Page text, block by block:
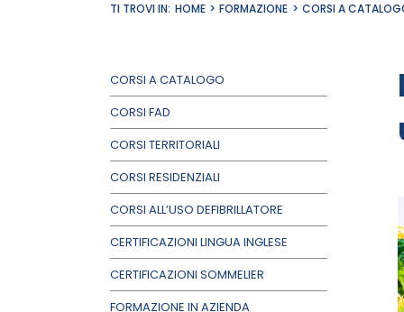
TI TROVI IN: HOME FORMAZIONE CORSI A
CORSI A CATALOGO
CORSI FAD
CORSI TERRITORIALI
CORSI RESIDENZIALI
CORSI ALL’USO DEFIBRILLATORE
CERTIFICAZIONI LINGUA INGLESE
CERTIFICAZIONI SOMMELIER
FORMAZIONE IN AZIENDA